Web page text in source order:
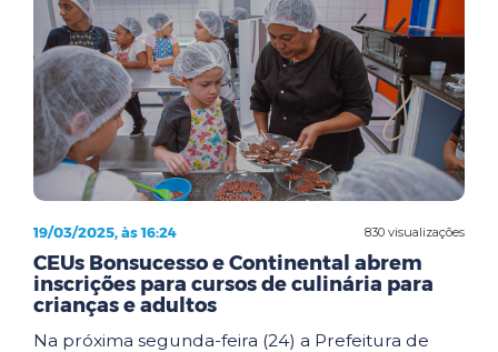
830 visualizações
19/03/2025, às 16:24
CEUs Bonsucesso e Continental abrem
inscrições para cursos de culinária para
crianças e adultos
Na próxima segunda-feira (24) a Prefeitura de